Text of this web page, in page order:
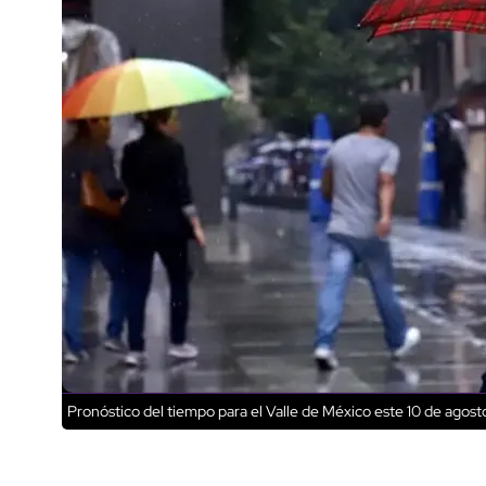
Pronóstico del tiempo para el Valle de México este 10 de